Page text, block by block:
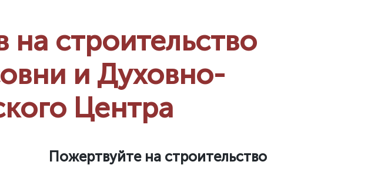
строительство
и Духовно-
Центра
Пожертвуйте на строительство